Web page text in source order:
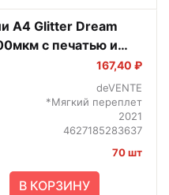
А4 Glitter Dream
с печатью и
167,40 ₽
deVENTE
*Мягкий переплет
2021
4627185283637
70 шт
В КОРЗИНУ